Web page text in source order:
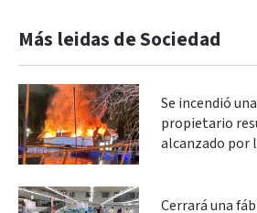
Más leidas de Sociedad
Se incendió
propietario
alcanzado por
Cerrará una